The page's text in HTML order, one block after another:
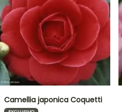
Camellia japonica Coquetti